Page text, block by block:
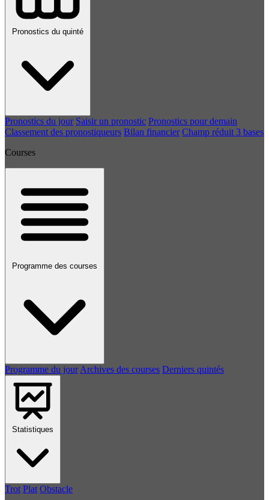
Pronostics du quinté
Pronostics du jour Saisir un pronostic Pronostics pour demain
Classement des pronostiqueurs Bilan financier Champ réduit 3 bases
Courses
Programme des courses
Programme du jour Archives des courses Derniers quintés
Statistiques
Trot Plat Obstacle